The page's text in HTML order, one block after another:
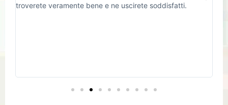
sfaccettature del mondo delle unghie che non avevo mai